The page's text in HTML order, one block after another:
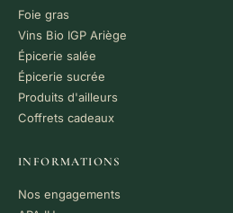
Foie gras
Vins Bio IGP Ariège
Épicerie salée
Épicerie sucrée
Produits d'ailleurs
Coffrets cadeaux
INFORMATIONS
Nos engagements